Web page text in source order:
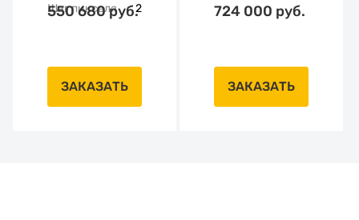
Шаг пикселя 2
550 680 руб.
ЗАКАЗАТЬ
724 000 руб.
ЗАКАЗАТЬ